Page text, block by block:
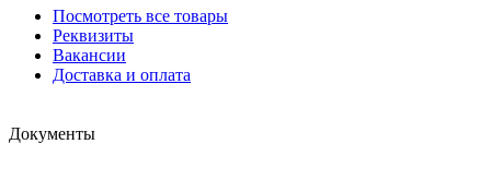
Посмотреть все товары
Реквизиты
Вакансии
Доставка и оплата
Документы